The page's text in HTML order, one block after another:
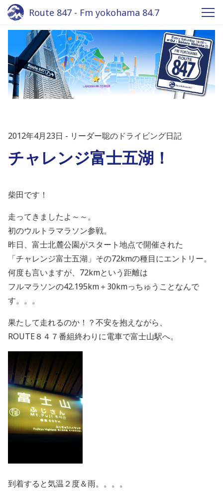
Route 847 - Fm yokohama 84.7
2012年4月23日 リーダー聡のドライビング日記
チャレンジ富士五湖！
柴田です！
走ってきましたよ～～。
初のウルトラマラソン参戦。
昨日、富士北麓公園がスタート地点で開催された
「チャレンジ富士五湖」その72kmの種目にエントリー。
何度も言いますが、72kmという距離は
フルマラソンの42.195km＋30kmっちゅうことなんで
す。。。
果たして走れるのか！？不安を抱えながら、
ROUTE８４７番組終わりに電車で富士山駅へ。
到着すると気温２度＆雨。。。。